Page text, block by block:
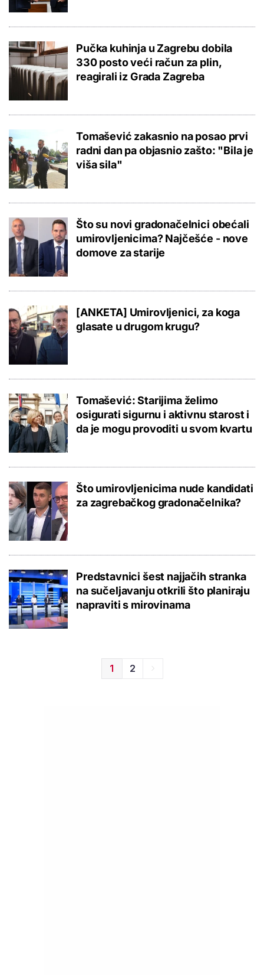
Pučka kuhinja u Zagrebu dobila
330 posto veći račun za plin,
reagirali iz Grada Zagreba
Tomašević zakasnio na posao prvi
radni dan pa objasnio zašto: "Bila je
viša sila"
Što su novi gradonačelnici obećali
umirovljenicima? Najčešće - nove
domove za starije
[ANKETA] Umirovljenici, za koga
glasate u drugom krugu?
Tomašević: Starijima želimo
osigurati sigurnu i aktivnu starost i
da je mogu provoditi u svom kvartu
Što umirovljenicima nude kandidati
za zagrebačkog gradonačelnika?
Predstavnici šest najjačih stranka
na sučeljavanju otkrili što planiraju
napraviti s mirovinama
1 2